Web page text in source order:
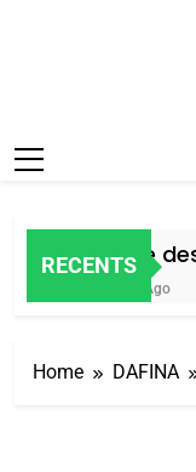
RECENTS
Histoire des
Home DAFINA